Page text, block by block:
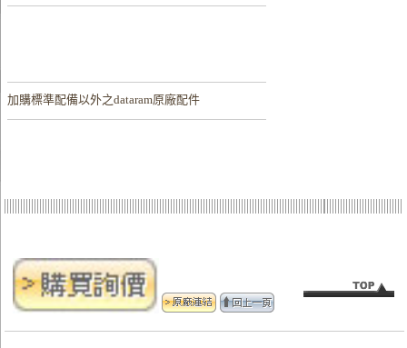
加購標準配備以外之dataram原廠配件